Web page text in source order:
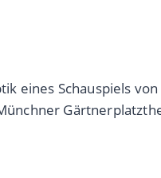
eines Schauspiels